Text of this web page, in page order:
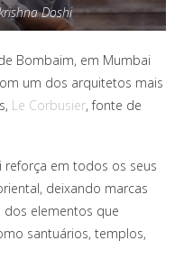
Doshi
Bombaim, em Mumbai
um dos arquitetos mais
Le Corbusier, fonte de
reforça em todos os seus
deixando marcas
dos elementos que
santuários, templos,